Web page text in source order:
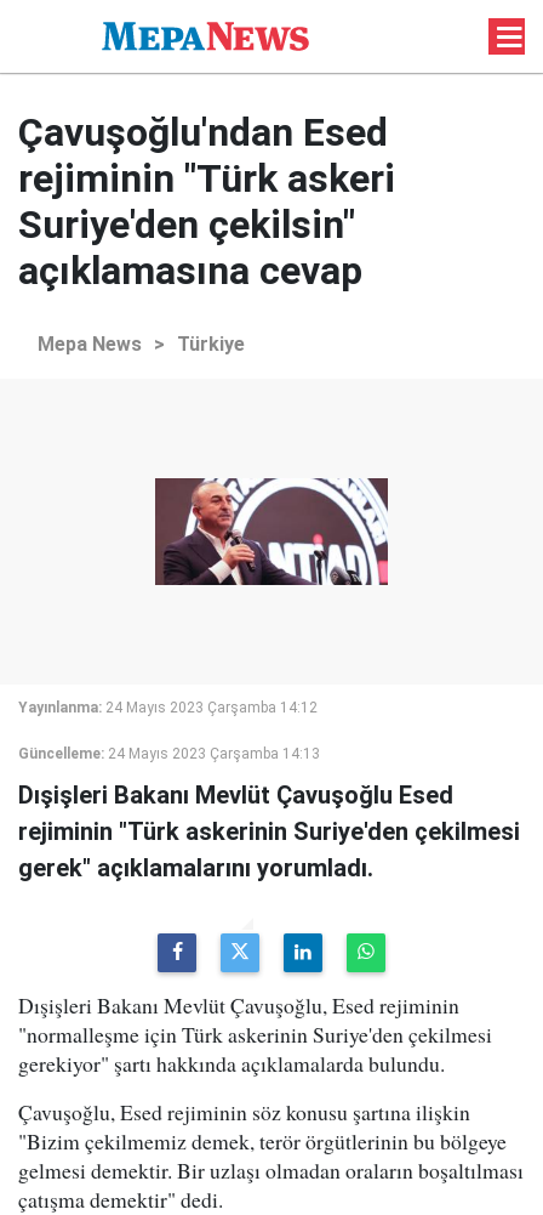
Çavuşoğlu'ndan Esed
rejiminin "Türk askeri
Suriye'den çekilsin"
açıklamasına cevap
Mepa News > Türkiye
Yayınlanma: 24 Mayıs 2023 Çarşamba 14:12
Güncelleme: 24 Mayıs 2023 Çarşamba 14:13
Dışişleri Bakanı Mevlüt Çavuşoğlu Esed
rejiminin "Türk askerinin Suriye'den çekilmesi
gerek" açıklamalarını yorumladı.
Dışişleri Bakanı Mevlüt Çavuşoğlu, Esed rejiminin
"normalleşme için Türk askerinin Suriye'den çekilmesi
gerekiyor" şartı hakkında açıklamalarda bulundu.
Çavuşoğlu, Esed rejiminin söz konusu şartına ilişkin
"Bizim çekilmemiz demek, terör örgütlerinin bu bölgeye
gelmesi demektir. Bir uzlaşı olmadan oraların boşaltılması
çatışma demektir" dedi.